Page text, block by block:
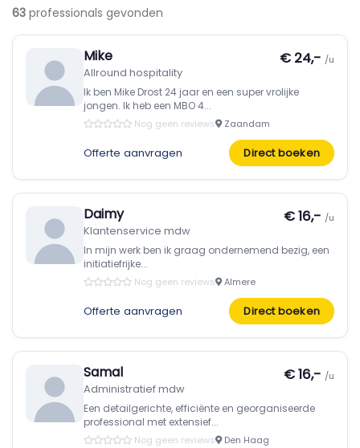
63 professionals gevonden
Mike
Allround hospitality
€ 24,- /u
Ik ben Mike Drost 24 jaar en een super vrolijke
jongen. Ik heb een MBO 4...
Nog geen reviews Zaandam
Offerte aanvragen Direct boeken
Daimy
Klantenservice mdw
€ 16,- /u
In mijn werk ben ik graag ondernemend bezig, een
initiatiefrijke...
Nog geen reviews Almere
Offerte aanvragen Direct boeken
Samal
Administratief mdw
€ 16,- /u
Een detailgerichte, efficiënte en georganiseerde
professional met extensief...
Nog geen reviews Den Haag